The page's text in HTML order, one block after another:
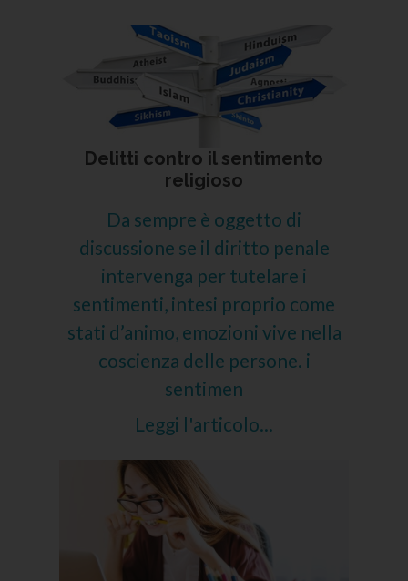
Delitti contro il sentimento
religioso
Da sempre è oggetto di
discussione se il diritto penale
intervenga per tutelare i
sentimenti, intesi proprio come
stati d’animo, emozioni vive nella
coscienza delle persone. i
sentimen
Leggi l'articolo...